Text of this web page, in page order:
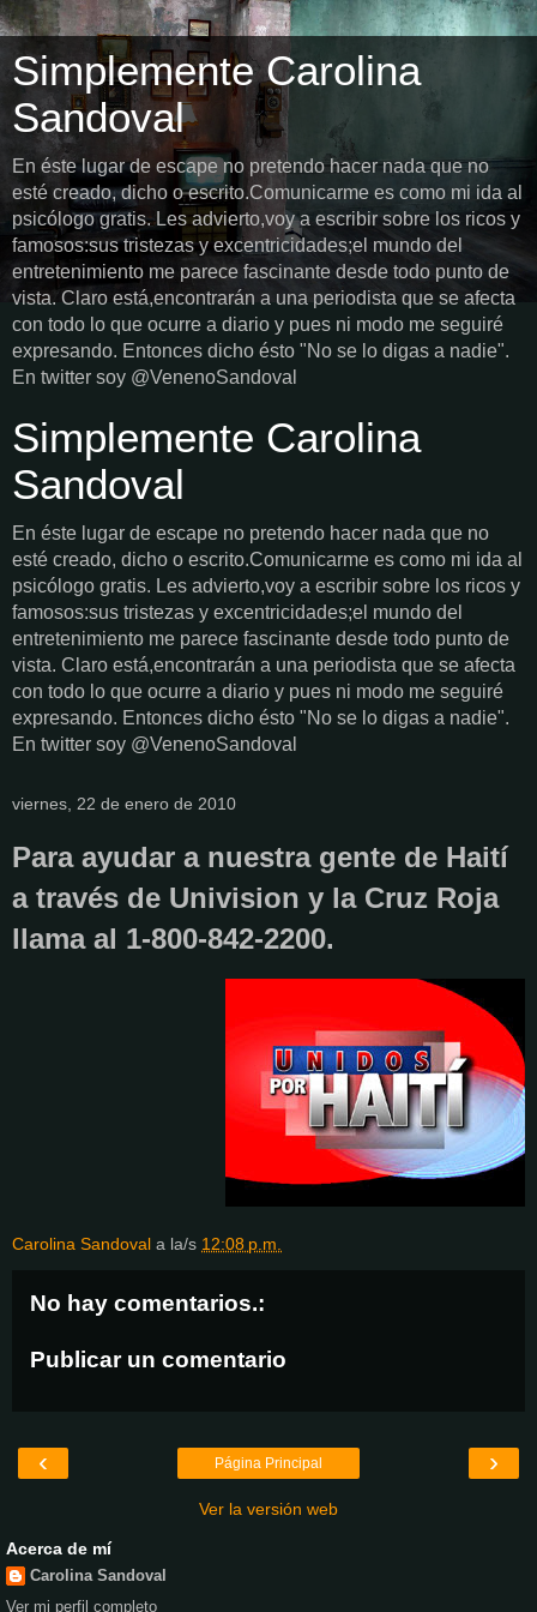
Simplemente Carolina
Sandoval
En éste lugar de escape no pretendo hacer nada que no
esté creado, dicho o escrito.Comunicarme es como mi ida al
psicólogo gratis. Les advierto,voy a escribir sobre los ricos y
famosos:sus tristezas y excentricidades;el mundo del
entretenimiento me parece fascinante desde todo punto de
vista. Claro está,encontrarán a una periodista que se afecta
con todo lo que ocurre a diario y pues ni modo me seguiré
expresando. Entonces dicho ésto "No se lo digas a nadie".
En twitter soy @VenenoSandoval
Simplemente Carolina
Sandoval
En éste lugar de escape no pretendo hacer nada que no
esté creado, dicho o escrito.Comunicarme es como mi ida al
psicólogo gratis. Les advierto,voy a escribir sobre los ricos y
famosos:sus tristezas y excentricidades;el mundo del
entretenimiento me parece fascinante desde todo punto de
vista. Claro está,encontrarán a una periodista que se afecta
con todo lo que ocurre a diario y pues ni modo me seguiré
expresando. Entonces dicho ésto "No se lo digas a nadie".
En twitter soy @VenenoSandoval
viernes, 22 de enero de 2010
Para ayudar a nuestra gente de Haití
a través de Univision y la Cruz Roja
llama al 1-800-842-2200.
Carolina Sandoval a la/s 12:08 p.m.
No hay comentarios.:
Publicar un comentario
‹ ›
Página Principal
Ver la versión web
Acerca de mí
Carolina Sandoval
Ver mi perfil completo